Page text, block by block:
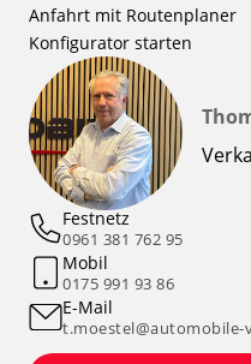
Anfahrt mit Routenplaner
Konfigurator starten
Festnetz
0961 381 762 95
Mobil
0175 991 93 86
E-Mail
t.moestel@automobile-